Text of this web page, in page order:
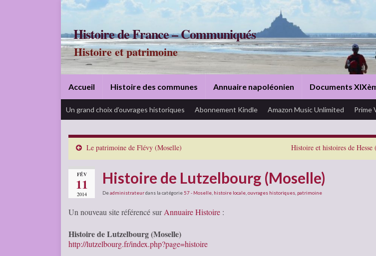
Histoire de France – Communiqués
Histoire et patrimoine
Accueil Histoire des communes Annuaire napoléonien Documents
Un grand choix d’ouvrages historiques Abonnement Kindle Amazon Music Unlimited Prime
Le patrimoine de Flévy (Moselle) Histoire et histoires de Hesse
FÉV
11
2014
Histoire de Lutzelbourg (Moselle)
Deadministrateurdans la catégorie 57 - Moselle histoire locale ouvrages historiques patrimoine
Un nouveau site référencé surAnnuaire Histoire :
Histoire de Lutzelbourg (Moselle)
http://lutzelbourg.fr/index.php?page=histoire